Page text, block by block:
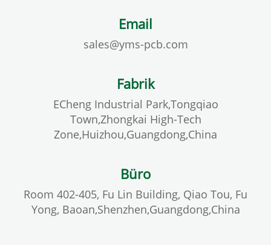
Email
sales@yms-pcb.com
Fabrik
ECheng Industrial Park,Tongqiao
Town,Zhongkai High-Tech
Zone,Huizhou,Guangdong,China
Büro
Room 402-405, Fu Lin Building, Qiao Tou, Fu
Yong, Baoan,Shenzhen,Guangdong,China